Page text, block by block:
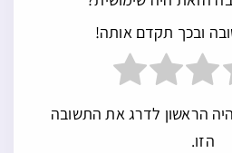
ובכך תקדם אותה!
הראשון לדרג את התשובה
הזו.